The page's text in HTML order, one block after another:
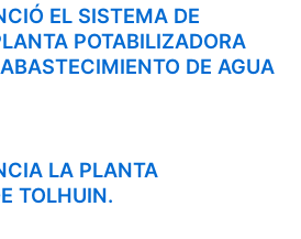
EL SISTEMA DE
POTABILIZADORA
DE AGUA
LA PLANTA
TOLHUIN.